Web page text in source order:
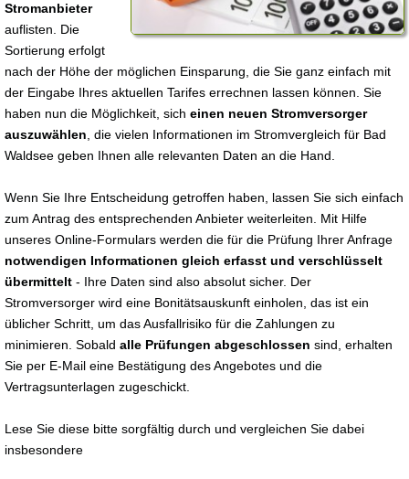
Stromanbieter
auflisten. Die
Sortierung erfolgt
nach der Höhe der möglichen Einsparung, die Sie ganz einfach mit
der Eingabe Ihres aktuellen Tarifes errechnen lassen können. Sie
haben nun die Möglichkeit, sich einen neuen Stromversorger
auszuwählen , die vielen Informationen im Stromvergleich für Bad
Waldsee geben Ihnen alle relevanten Daten an die Hand.
Wenn Sie Ihre Entscheidung getroffen haben, lassen Sie sich einfach
zum Antrag des entsprechenden Anbieter weiterleiten. Mit Hilfe
unseres Online-Formulars werden die für die Prüfung Ihrer Anfrage
notwendigen Informationen gleich erfasst und verschlüsselt
übermittelt - Ihre Daten sind also absolut sicher. Der
Stromversorger wird eine Bonitätsauskunft einholen, das ist ein
üblicher Schritt, um das Ausfallrisiko für die Zahlungen zu
minimieren. Sobald alle Prüfungen abgeschlossen sind, erhalten
Sie per E-Mail eine Bestätigung des Angebotes und die
Vertragsunterlagen zugeschickt.
Lese Sie diese bitte sorgfältig durch und vergleichen Sie dabei
insbesondere